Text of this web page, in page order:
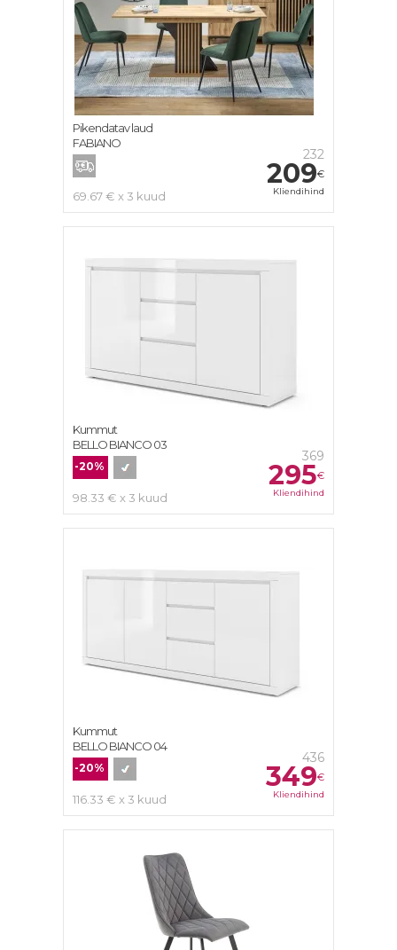
232
209€
Kliendihind
69.67 € x 3 kuud
Pikendatav laud
FABIANO
369
295€
Kliendihind
-20%
98.33 € x 3 kuud
Kummut
BELLO BIANCO 03
436
349€
Kliendihind
-20%
116.33 € x 3 kuud
Kummut
BELLO BIANCO 04